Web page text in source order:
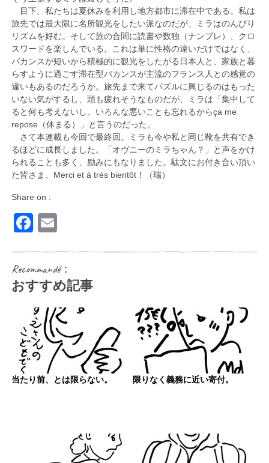
目下、私たちは夏休みを利用し地方都市に滞在中である。私は
旅先では最大限に名所観光をしたい派なのだが、ミラはのんびり
リズムを好む。そして旅の合間に読書や数独（ナンプレ）、クロ
スワードを楽しんでいる。これは単に性格の違いだけではなく、
バカンスが短いから積極的に観光をしたがる日本人と、家族と暮
らすように過ごす滞在型バカンスが主流のフランス人との感覚の
違いもあるのだろうか。旅先まで来てパズルに興じるのはもった
いない気がするし、頭も疲れそうなものだが、ミラは「集中して
ると何も考えないし、いろんな悪いことも忘れるからça me
repose（休まる）」と言うのだった。
さて本連載も今回で最終回。ミラも今や私と同じ靴を共有でき
るほどに成長しました。「オヴニーのミラちゃん？」と声をかけ
られることも多く、励みにもなりました。駄文にお付き合い頂い
た皆さま、Merci et à très bientôt！（瑞）
Share on :
Facebook
Recommandé：
おすすめ記事
当たり前、とは限らない。 限りなく義務に近い寄付。